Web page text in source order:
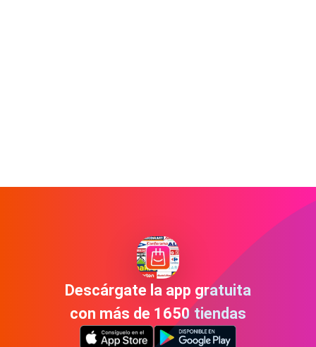
Descárgate la app gratuita
con más de 1650 tiendas